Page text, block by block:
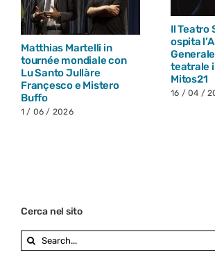
in
con
Il Teatro Stabile di Torino
ospita l’Assemblea
Generale del network
teatrale internazionale
Mitos21
for: